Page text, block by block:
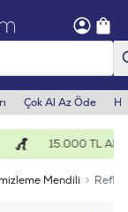
Çok Al Az Öde
15.000 TL
Mendili